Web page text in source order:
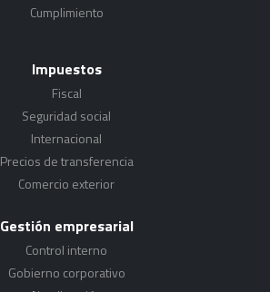
Cumplimiento
Impuestos
Fiscal
Seguridad social
Internacional
Precios de transferencia
Comercio exterior
Gestión empresarial
Control interno
Gobierno corporativo